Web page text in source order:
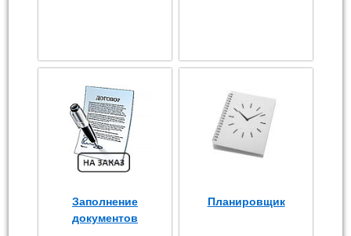
Заполнение
документов
Планировщик